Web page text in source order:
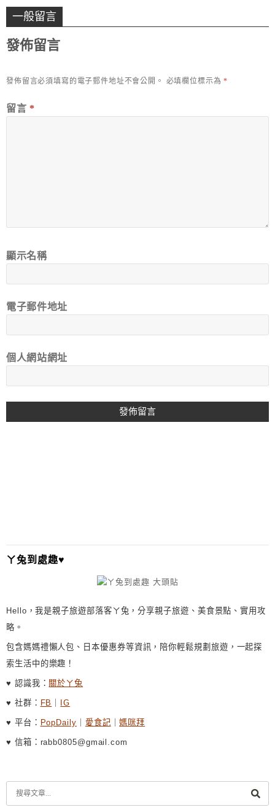
一般留言
發佈留言
發佈留言必須填寫的電子郵件地址不會公開。 必填欄位標示為*
留言 *
顯示名稱
電子郵件地址
個人網站網址
I
V
ㄚ兔到處趣♥
Hello，我是親子旅遊部落客ㄚ兔，分享親子旅遊、美食景點、實用攻
略。
包含媽媽禮懶人包、日本優惠券等資訊，陪你輕鬆規劃旅遊，一起探
索生活中的樂趣！
♥ 認識我： 關於ㄚ兔
♥ 社群： FB IG
♥ 平台： PopDaily 愛食記 ｜媽咪拜
♥ 信箱：rabb0805@gmail.com